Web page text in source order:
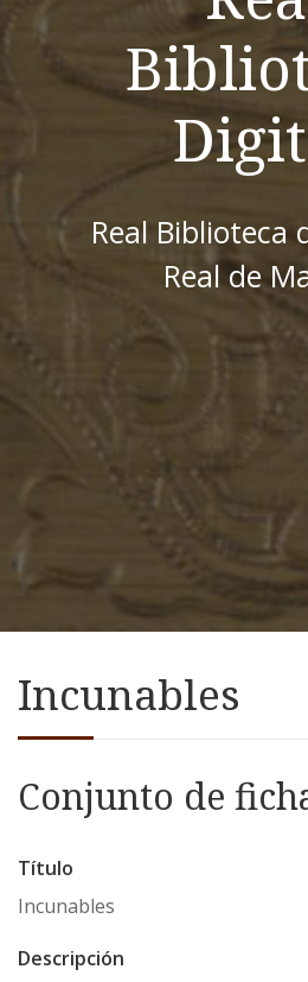
Real Biblioteca
Real de
Incunables
Conjunto de
Título
Incunables
Descripción